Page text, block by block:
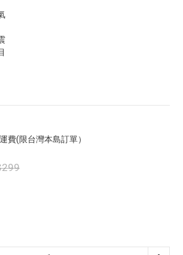
費(限台灣本島訂單）